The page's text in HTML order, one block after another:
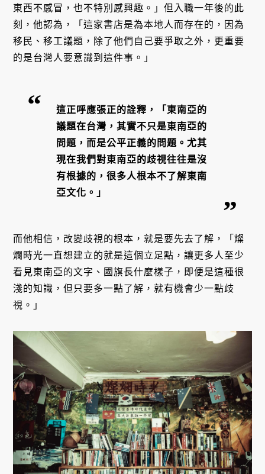
東西不感冒，也不特別感興趣。」但入職一年後的此
刻，他認為，「這家書店是為本地人而存在的，因為
移民、移工議題，除了他們自己要爭取之外，更重要
的是台灣人要意識到這件事。」
這正呼應張正的詮釋，「東南亞的
議題在台灣，其實不只是東南亞的
問題，而是公平正義的問題。尤其
現在我們對東南亞的歧視往往是沒
有根據的，很多人根本不了解東南
亞文化。」
而他相信，改變歧視的根本，就是要先去了解，「燦
爛時光一直想建立的就是這個立足點，讓更多人至少
看見東南亞的文字、國旗長什麼樣子，即便是這種很
淺的知識，但只要多一點了解，就有機會少一點歧
視。」